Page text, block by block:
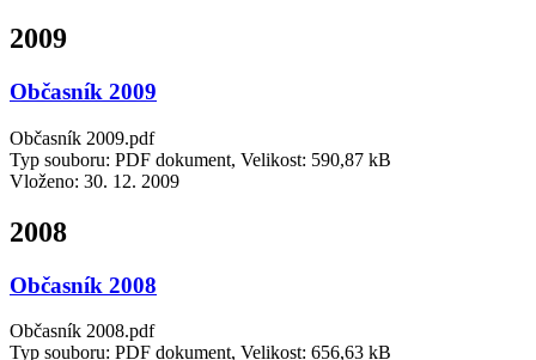
2009
Občasník 2009
Občasník 2009.pdf
Typ souboru: PDF dokument, Velikost: 590,87 kB
Vloženo: 30. 12. 2009
2008
Občasník 2008
Občasník 2008.pdf
Typ souboru: PDF dokument, Velikost: 656,63 kB